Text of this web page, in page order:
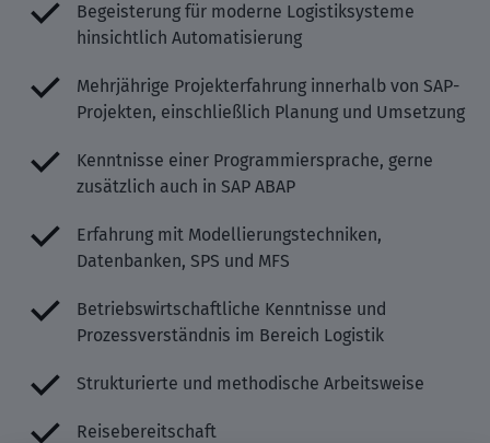
Begeisterung für moderne Logistiksysteme
hinsichtlich Automatisierung
Mehrjährige Projekterfahrung innerhalb von SAP-
Projekten, einschließlich Planung und Umsetzung
Kenntnisse einer Programmiersprache, gerne
zusätzlich auch in SAP ABAP
Erfahrung mit Modellierungstechniken,
Datenbanken, SPS und MFS
Betriebswirtschaftliche Kenntnisse und
Prozessverständnis im Bereich Logistik
Strukturierte und methodische Arbeitsweise
Reisebereitschaft